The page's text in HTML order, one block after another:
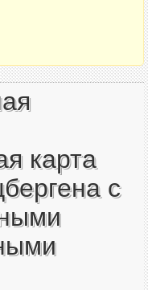
карта
с